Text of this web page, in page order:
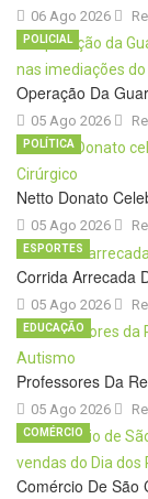
06 Ago 2026
Operação Da
05 Ago 2026
POLICIAL
Netto Donato
05 Ago 2026
POLÍTICA
Corrida Arrecada
05 Ago 2026
ESPORTES
Professores Da
05 Ago 2026
EDUCAÇÃO
Comércio De São
COMÉRCIO